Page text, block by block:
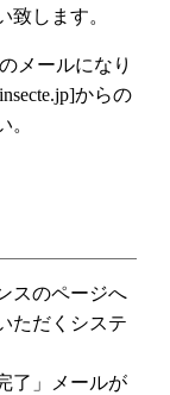
致します。
メールになり
からの
。
スのページへ
ただくシステ
了」メールが